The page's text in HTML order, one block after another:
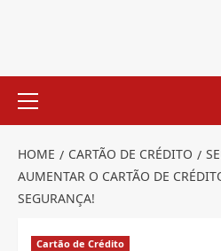
content
Menu
HOME CARTÃO DE CRÉDITO
AUMENTAR O CARTÃO DE
SEGURANÇA!
Cartão de Crédito